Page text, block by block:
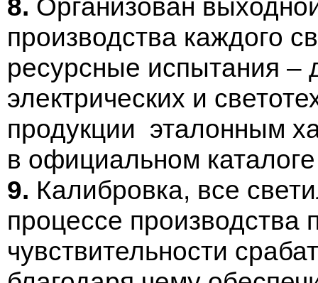
8. Организован
производства каждого
ресурсные испытания –
электрических и
продукции эталонным
в официальном
9. Калибровка, все
процессе производства
чувствительности